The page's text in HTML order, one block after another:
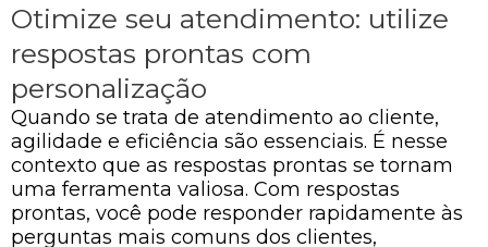
Otimize seu atendimento: utilize
respostas prontas com
personalização
Quando se trata de atendimento ao cliente,
agilidade e eficiência são essenciais. É nesse
contexto que as respostas prontas se tornam
uma ferramenta valiosa. Com respostas
prontas, você pode responder rapidamente às
perguntas mais comuns dos clientes,